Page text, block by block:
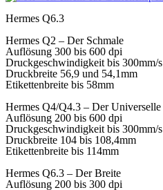
Hermes Q6.3
Hermes Q2 – Der Schmale
Auflösung 300 bis 600 dpi
Druckgeschwindigkeit bis 300mm/s
Druckbreite 56,9 und 54,1mm
Etikettenbreite bis 58mm
Hermes Q4/Q4.3 – Der Universelle
Auflösung 200 bis 600 dpi
Druckgeschwindigkeit bis 300mm/s
Druckbreite 104 bis 108,4mm
Etikettenbreite bis 114mm
Hermes Q6.3 – Der Breite
Auflösung 200 bis 300 dpi